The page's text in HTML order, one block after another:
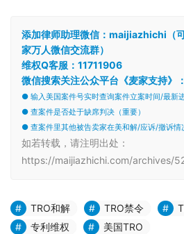
添加律师助理微信：maijiazhichi（
家万人微信交流群）
维权Q客服：11711906
微信搜索关注公众平台《麦家支持》：
● 输入美国案件号实时查询案件立案时间/最新
● 查案件是否处于缺席判决（重要）
● 查案件里其他被告卖家在美和解/应诉/撤诉情
如若转载，请注明出处：
https://maijiazhichi.com/archives/
TRO和解 TRO禁令
专利维权
美国TRO